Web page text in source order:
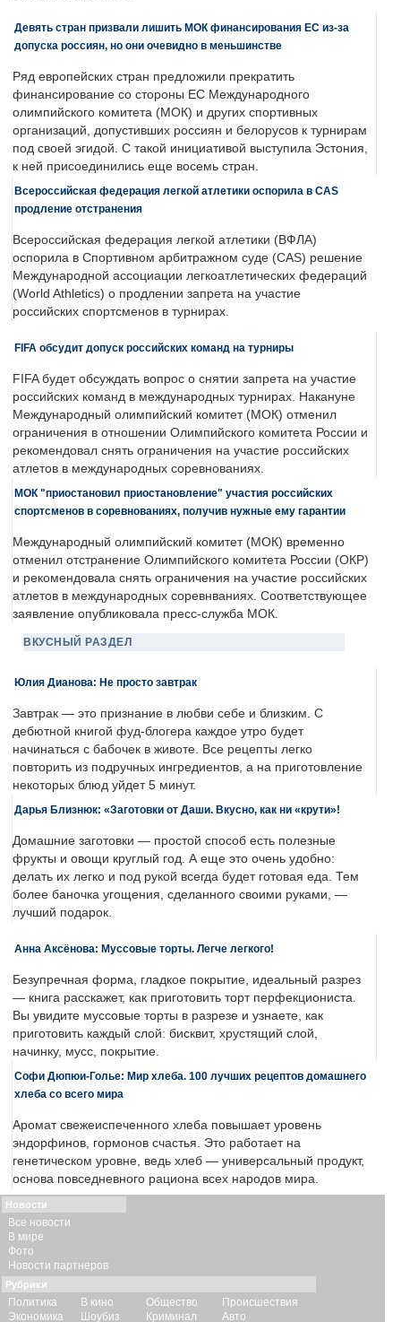
Девять стран призвали лишить МОК финансирования ЕС из-за
допуска россиян, но они очевидно в меньшинстве
Ряд европейских стран предложили прекратить
финансирование со стороны ЕС Международного
олимпийского комитета (МОК) и других спортивных
организаций, допустивших россиян и белорусов к турнирам
под своей эгидой. С такой инициативой выступила Эстония,
к ней присоединились еще восемь стран.
Всероссийская федерация легкой атлетики оспорила в CAS
продление отстранения
Всероссийская федерация легкой атлетики (ВФЛА)
оспорила в Спортивном арбитражном суде (CAS) решение
Международной ассоциации легкоатлетических федераций
(World Athletics) о продлении запрета на участие
российских спортсменов в турнирах.
FIFA обсудит допуск российских команд на турниры
FIFA будет обсуждать вопрос о снятии запрета на участие
российских команд в международных турнирах. Накануне
Международный олимпийский комитет (МОК) отменил
ограничения в отношении Олимпийского комитета России и
рекомендовал снять ограничения на участие российских
атлетов в международных соревнованиях.
МОК "приостановил приостановление" участия российских
спортсменов в соревнованиях, получив нужные ему гарантии
Международный олимпийский комитет (МОК) временно
отменил отстранение Олимпийского комитета России (ОКР)
и рекомендовала снять ограничения на участие российских
атлетов в международных соревнваниях. Соответствующее
заявление опубликовала пресс-служба МОК.
ВКУСНЫЙ РАЗДЕЛ
Юлия Дианова: Не просто завтрак
Завтрак — это признание в любви себе и близким. С
дебютной книгой фуд-блогера каждое утро будет
начинаться с бабочек в животе. Все рецепты легко
повторить из подручных ингредиентов, а на приготовление
некоторых блюд уйдет 5 минут.
Дарья Близнюк: «Заготовки от Даши. Вкусно, как ни «крути»!
Домашние заготовки — простой способ есть полезные
фрукты и овощи круглый год. А еще это очень удобно:
делать их легко и под рукой всегда будет готовая еда. Тем
более баночка угощения, сделанного своими руками, —
лучший подарок.
Анна Аксёнова: Муссовые торты. Легче легкого!
Безупречная форма, гладкое покрытие, идеальный разрез
— книга расскажет, как приготовить торт перфекциониста.
Вы увидите муссовые торты в разрезе и узнаете, как
приготовить каждый слой: бисквит, хрустящий слой,
начинку, мусс, покрытие.
Софи Дюпюи-Голье: Мир хлеба. 100 лучших рецептов домашнего
хлеба со всего мира
Аромат свежеиспеченного хлеба повышает уровень
эндорфинов, гормонов счастья. Это работает на
генетическом уровне, ведь хлеб — универсальный продукт,
основа повседневного рациона всех народов мира.
Новости
Все новости
В мире
Фото
Новости партнеров
Рубрики
Политика
Экономика
В кино
Шоубиз
Общество
Криминал
Происшествия
Авто